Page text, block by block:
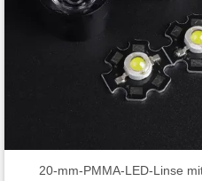
20-mm-PMMA-LED-Linse